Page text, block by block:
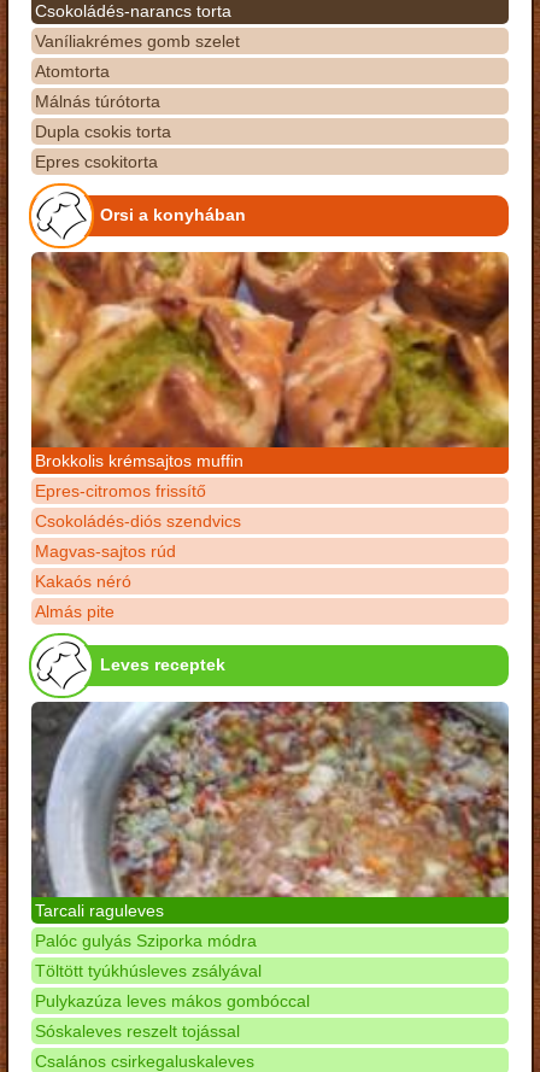
Csokoládés-narancs torta
Vaníliakrémes gomb szelet
Atomtorta
Málnás túrótorta
Dupla csokis torta
Epres csokitorta
Orsi a konyhában
Brokkolis krémsajtos muffin
Epres-citromos frissítő
Csokoládés-diós szendvics
Magvas-sajtos rúd
Kakaós néró
Almás pite
Leves receptek
Tarcali raguleves
Palóc gulyás Sziporka módra
Töltött tyúkhúsleves zsályával
Pulykazúza leves mákos gombóccal
Sóskaleves reszelt tojással
Csalános csirkegaluskaleves